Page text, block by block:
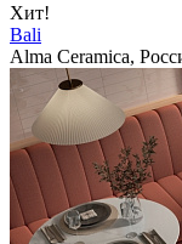
Хит!
Bali
Alma Ceramica,